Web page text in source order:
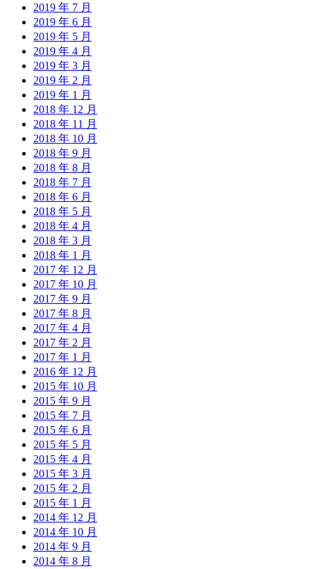
2019 年 7 月
2019 年 6 月
2019 年 5 月
2019 年 4 月
2019 年 3 月
2019 年 2 月
2019 年 1 月
2018 年 12 月
2018 年 11 月
2018 年 10 月
2018 年 9 月
2018 年 8 月
2018 年 7 月
2018 年 6 月
2018 年 5 月
2018 年 4 月
2018 年 3 月
2018 年 1 月
2017 年 12 月
2017 年 10 月
2017 年 9 月
2017 年 8 月
2017 年 4 月
2017 年 2 月
2017 年 1 月
2016 年 12 月
2015 年 10 月
2015 年 9 月
2015 年 7 月
2015 年 6 月
2015 年 5 月
2015 年 4 月
2015 年 3 月
2015 年 2 月
2015 年 1 月
2014 年 12 月
2014 年 10 月
2014 年 9 月
2014 年 8 月